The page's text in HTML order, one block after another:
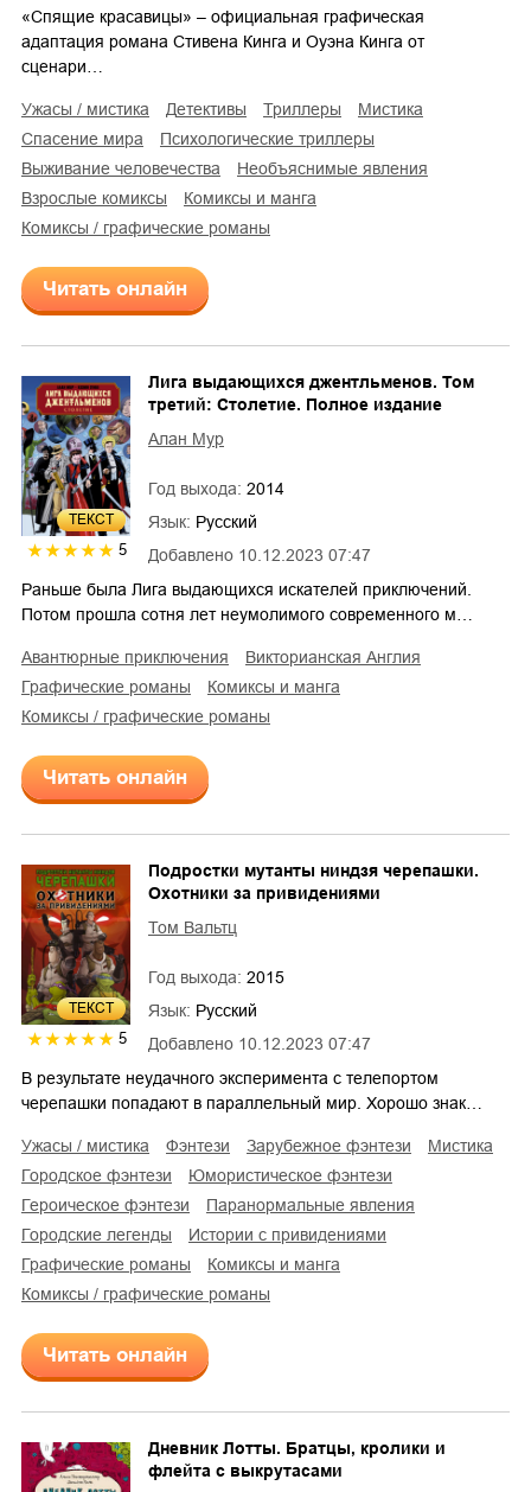
«Спящие красавицы» – официальная графическая
адаптация романа Стивена Кинга и Оуэна Кинга от
сценари…
ужасы / мистика детективы триллеры
мистика
спасение мира
психологические триллеры
выживание человечества
необъяснимые явления
взрослые комиксы
комиксы и манга
комиксы / графические романы
Читать онлайн
ТЕКСТ
5 Добавлено 10.12.2023 07:47
Лига выдающихся джентльменов. Том
третий: Столетие. Полное издание
Алан Мур
Год выхода: 2014
Язык: Русский
Раньше была Лига выдающихся искателей приключений.
Потом прошла сотня лет неумолимого современного м…
авантюрные приключения
викторианская Англия
графические романы
комиксы и манга
комиксы / графические романы
Читать онлайн
ТЕКСТ
5 Добавлено 10.12.2023 07:47
Подростки мутанты ниндзя черепашки.
Охотники за привидениями
Том Вальтц
Год выхода: 2015
Язык: Русский
В результате неудачного эксперимента с телепортом
черепашки попадают в параллельный мир. Хорошо знак…
ужасы / мистика фэнтези зарубежное фэнтези
мистика
городское фэнтези
юмористическое фэнтези
героическое фэнтези
паранормальные явления
городские легенды
истории с привидениями
графические романы
комиксы и манга
комиксы / графические романы
Читать онлайн
Дневник Лотты. Братцы, кролики и
флейта с выкрутасами